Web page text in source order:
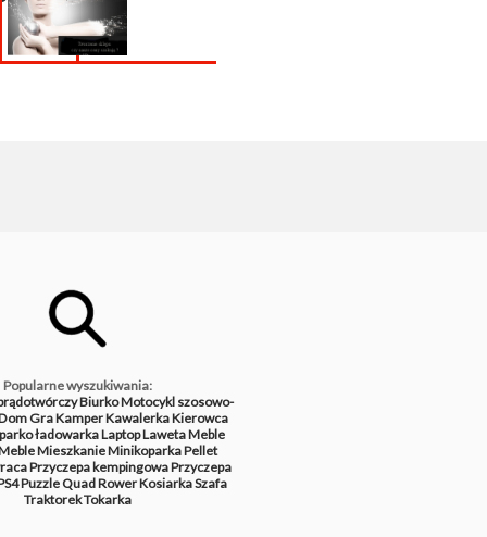
Popularne wyszukiwania:
BiurkoMotocykl szosowo-
GraKamperKawalerkaKierowca
ładowarkaLaptopLawetaMeble
MieszkanieMinikoparkaPellet
Przyczepa kempingowaPrzyczepa
PuzzleQuadRowerKosiarkaSzafa
TraktorekTokarka